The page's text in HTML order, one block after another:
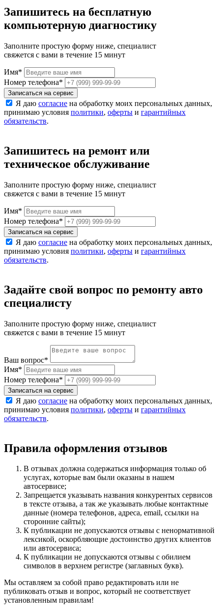
Запишитесь на бесплатную
компьютерную диагностику
Заполните простую форму ниже, специалист
свяжется с вами в течение 15 минут
Имя*
Номер телефона*
Записаться на сервис
Я даю согласие на обработку моих персональных данных,
принимаю условия политики, оферты и гарантийных
обязательств.
Запишитесь на ремонт или
техническое обслуживание
Заполните простую форму ниже, специалист
свяжется с вами в течение 15 минут
Имя*
Номер телефона*
Записаться на сервис
Я даю согласие на обработку моих персональных данных,
принимаю условия политики, оферты и гарантийных
обязательств.
Задайте свой вопрос по ремонту авто
специалисту
Заполните простую форму ниже, специалист
свяжется с вами в течение 15 минут
Ваш вопрос*
Имя*
Номер телефона*
Записаться на сервис
Я даю согласие на обработку моих персональных данных,
принимаю условия политики, оферты и гарантийных
обязательств.
Правила оформления отзывов
В отзывах должна содержаться информация только об
услугах, которые вам были оказаны в нашем
автосервисе;
Запрещается указывать названия конкурентых сервисов
в тексте отзыва, а так же указывать любые контактные
данные (номера телефонов, адреса, email, ссылки на
сторонние сайты);
К публикации не допускаются отзывы с ненормативной
лексикой, оскорбляющие достоинство других клиентов
или автосервиса;
К публикации не допускаются отзывы с обилием
символов в верхнем регистре (заглавных букв).
Мы оставляем за собой право редактировать или не
публиковать отзыв и вопрос, который не соответствует
установленным правилам!